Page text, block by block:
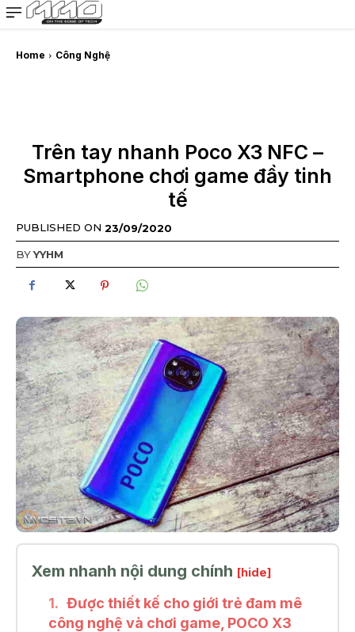
MMOSITE - Thông tin công nghệ
Bài viết nổi bật
Home Công Nghệ
Trên tay nhanh Poco X3 NFC –
Smartphone chơi game đầy tinh
tế
PUBLISHED ON 23/09/2020
BYYYHM
Xem nhanh nội dung chính [hide]
Được thiết kế cho giới trẻ đam mê
công nghệ và chơi game, POCO X3